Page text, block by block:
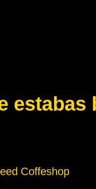
estabas